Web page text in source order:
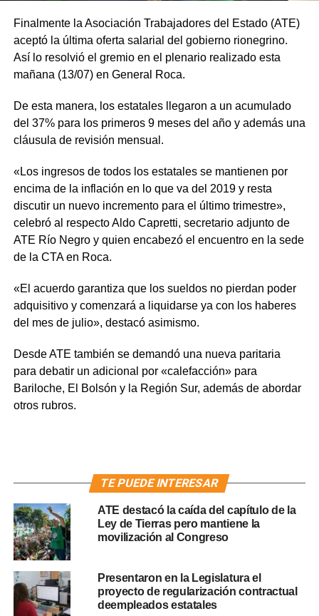
Finalmente la Asociación Trabajadores del Estado (ATE)
aceptó la última oferta salarial del gobierno rionegrino.
Así lo resolvió el gremio en el plenario realizado esta
mañana (13/07) en General Roca.
De esta manera, los estatales llegaron a un acumulado
del 37% para los primeros 9 meses del año y además una
cláusula de revisión mensual.
«Los ingresos de todos los estatales se mantienen por
encima de la inflación en lo que va del 2019 y resta
discutir un nuevo incremento para el último trimestre»,
celebró al respecto Aldo Capretti, secretario adjunto de
ATE Río Negro y quien encabezó el encuentro en la sede
de la CTA en Roca.
«El acuerdo garantiza que los sueldos no pierdan poder
adquisitivo y comenzará a liquidarse ya con los haberes
del mes de julio», destacó asimismo.
Desde ATE también se demandó una nueva paritaria
para debatir un adicional por «calefacción» para
Bariloche, El Bolsón y la Región Sur, además de abordar
otros rubros.
TE PUEDE INTERESAR
ATE destacó la caída del capítulo de la
Ley de Tierras pero mantiene la
movilización al Congreso
Presentaron en la Legislatura el
proyecto de regularización contractual
deempleados estatales